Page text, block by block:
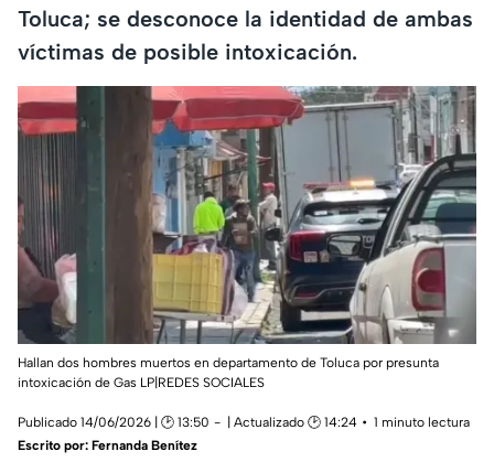
Toluca; se desconoce la identidad de ambas
víctimas de posible intoxicación.
Hallan dos hombres muertos en departamento de Toluca por presunta
intoxicación de Gas LP|REDES SOCIALES
Publicado 14/06/2026 | 🕑 13:50 | Actualizado 🕑 14:24
1 minuto lectura
Escrito por: Fernanda Benítez